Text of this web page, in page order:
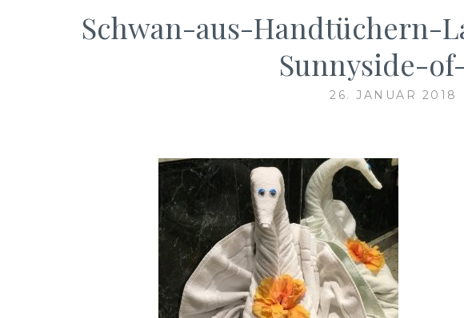
Schwan-aus-Handtüchern-
Sunnyside-
26. JANUAR 2018